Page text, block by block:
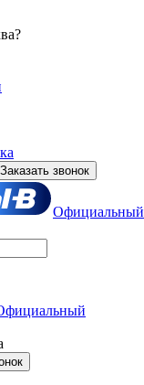
?
Заказать звонок
Официальный